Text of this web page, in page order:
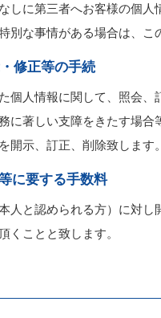
しに第三者へお客様の個
別な事情がある場合は、こ
修正等の手続
個人情報に関して、照会
に著しい支障をきたす場
開示、訂正、削除致します
に要する手数料
人と認められる方）に対
くことと致します。